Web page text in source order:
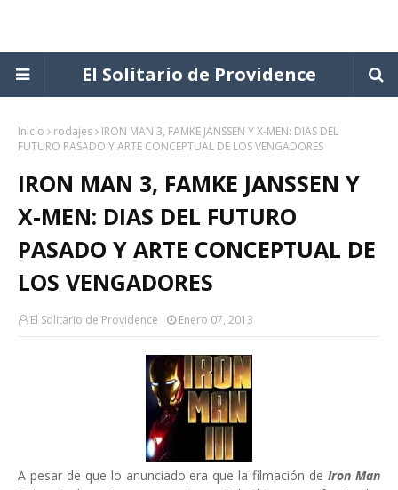
El Solitario de Providence
Inicio rodajes
IRON MAN 3, FAMKE JANSSEN Y X-MEN: DIAS DEL
FUTURO PASADO Y ARTE CONCEPTUAL DE LOS VENGADORES
IRON MAN 3, FAMKE JANSSEN Y
X-MEN: DIAS DEL FUTURO
PASADO Y ARTE CONCEPTUAL DE
LOS VENGADORES
El Solitario de Providence Enero 07, 2013
A pesar de que lo anunciado era que la filmación deIron Man